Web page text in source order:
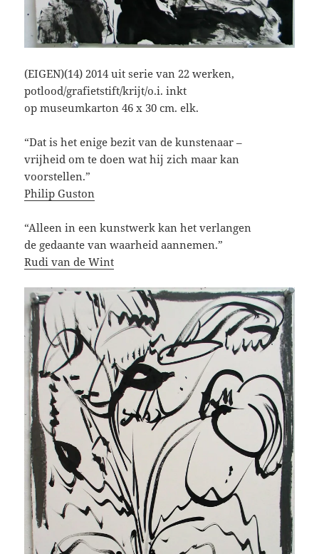
(EIGEN)(14) 2014 uit serie van 22 werken,
potlood/grafietstift/krijt/o.i. inkt
op museumkarton 46 x 30 cm. elk.
“Dat is het enige bezit van de kunstenaar –
vrijheid om te doen wat hij zich maar kan
voorstellen.”
Philip Guston
“Alleen in een kunstwerk kan het verlangen
de gedaante van waarheid aannemen.”
Rudi van de Wint